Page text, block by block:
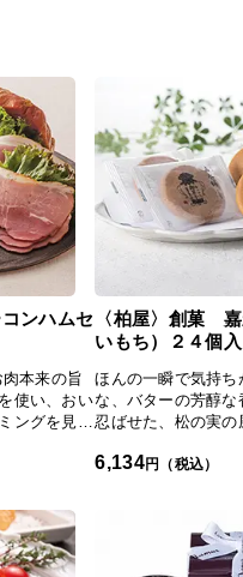
う饅頭『ら
ンハムセ
本来の旨
使い、おい
ングを見極
モモ、バ
。
〈柏屋〉創菓 嘉
いもち）２４個入
ほんの一瞬で気持ち
な、バターの芳醇な
忍ばせた、松の実の
ター風味の粒あんと
には純度が高く、素
き出す「鬼ザラ糖」
ます。国産バターを
6,134円（税込）